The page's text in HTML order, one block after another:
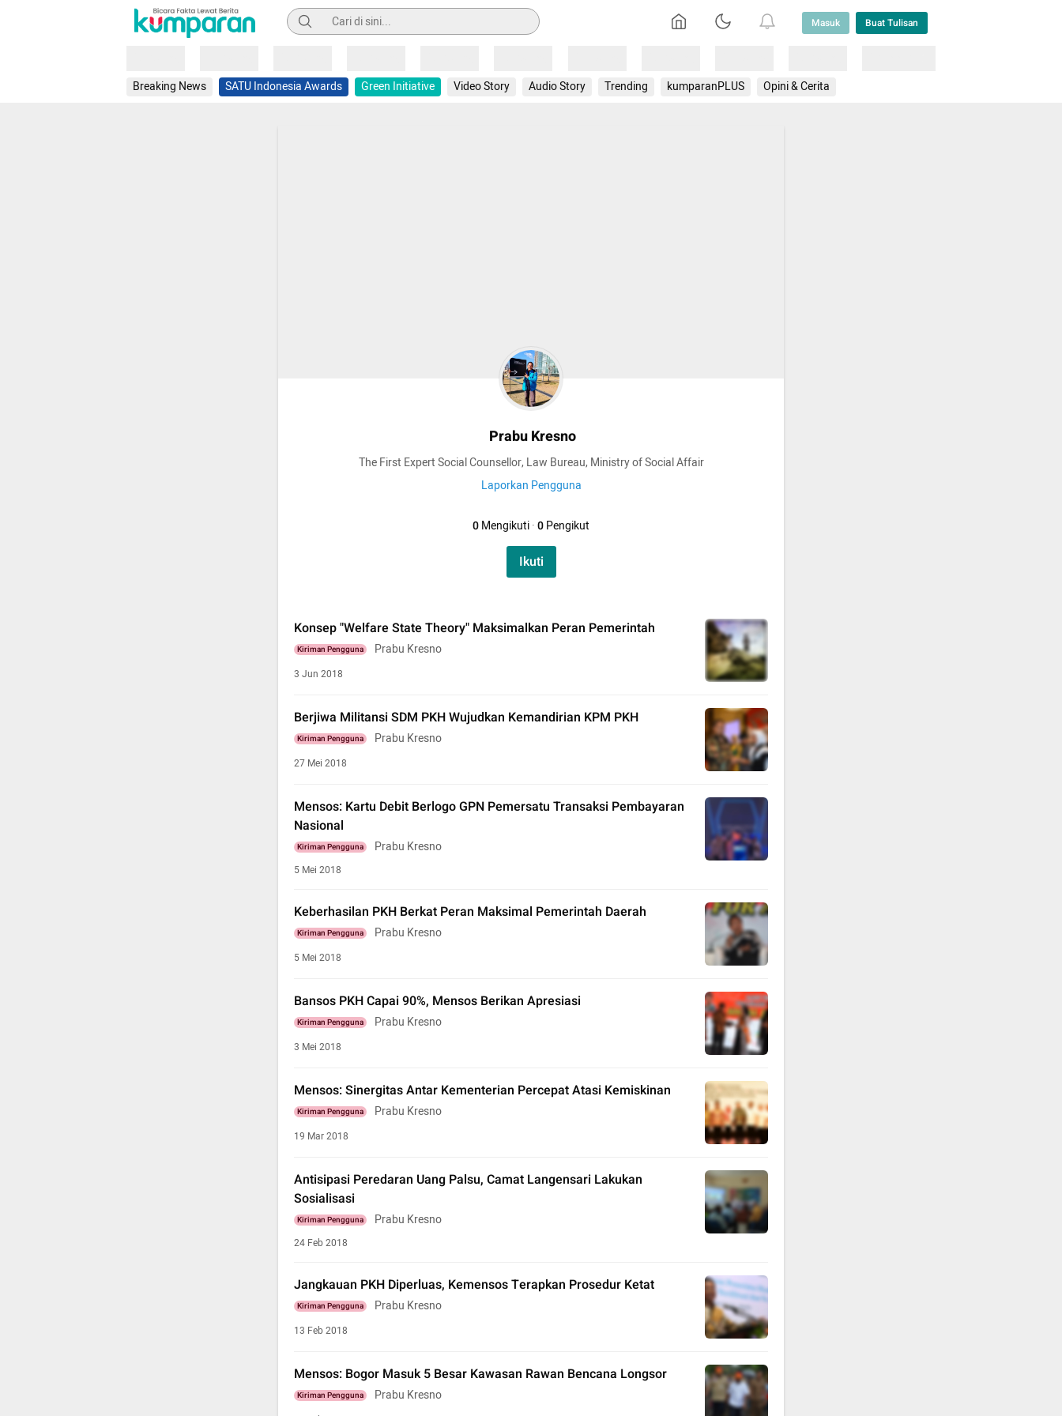
Pencarian Masuk Buat Tulisan
Breaking News SATU Indonesia Awards Green Initiative Video Story Audio Story Trending kumparanPLUS Opini & Cerita
Prabu Kresno
The First Expert Social Counsellor, Law Bureau, Ministry of Social Affair
Laporkan Pengguna
0Mengikuti·0Pengikut
Ikuti
Konsep "Welfare State Theory" Maksimalkan Peran Pemerintah
Kiriman Pengguna Prabu Kresno
3 Jun 2018
Berjiwa Militansi SDM PKH Wujudkan Kemandirian KPM PKH
Kiriman Pengguna Prabu Kresno
27 Mei 2018
Mensos: Kartu Debit Berlogo GPN Pemersatu Transaksi Pembayaran
Nasional
Kiriman Pengguna Prabu Kresno
5 Mei 2018
Keberhasilan PKH Berkat Peran Maksimal Pemerintah Daerah
Kiriman Pengguna Prabu Kresno
5 Mei 2018
Bansos PKH Capai 90%, Mensos Berikan Apresiasi
Kiriman Pengguna Prabu Kresno
3 Mei 2018
Mensos: Sinergitas Antar Kementerian Percepat Atasi Kemiskinan
Kiriman Pengguna Prabu Kresno
19 Mar 2018
Antisipasi Peredaran Uang Palsu, Camat Langensari Lakukan
Sosialisasi
Kiriman Pengguna Prabu Kresno
24 Feb 2018
Jangkauan PKH Diperluas, Kemensos Terapkan Prosedur Ketat
Kiriman Pengguna Prabu Kresno
13 Feb 2018
Mensos: Bogor Masuk 5 Besar Kawasan Rawan Bencana Longsor
Kiriman Pengguna Prabu Kresno